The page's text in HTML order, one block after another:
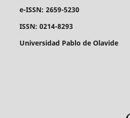
e-ISSN: 2659-5230
ISSN: 0214-8293
Universidad Pablo de Olavide